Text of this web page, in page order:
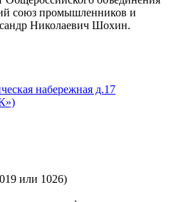
союз промышленников и
Николаевич Шохин.
набережная д.17
или 1026)